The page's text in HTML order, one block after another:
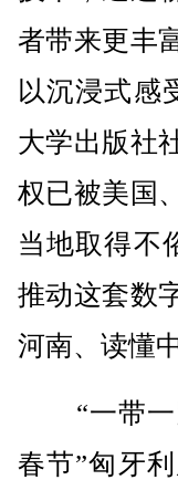
者带来更丰
以沉浸式感
大学出版社
权已被美国
当地取得不
推动这套数
河南、读懂
“一带一
春节”匈牙